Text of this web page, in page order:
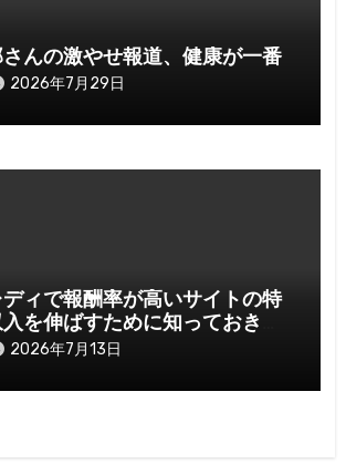
んの激やせ報道、健康が一番
2026年7月29日
ィで報酬率が高いサイトの特
を伸ばすために知っておきた
2026年7月13日